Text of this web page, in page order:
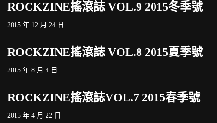
ROCKZINE搖滾誌 VOL.9 2015冬季號
2015 年 12 月 24 日
ROCKZINE搖滾誌 VOL.8 2015夏季號
2015 年 8 月 4 日
ROCKZINE搖滾誌VOL.7 2015春季號
2015 年 4 月 22 日